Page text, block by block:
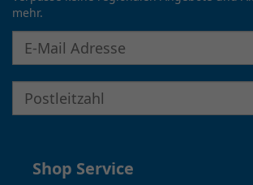
mehr.
Shop Service